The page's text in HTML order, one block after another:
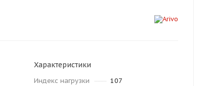
Характеристики
Индекс нагрузки
107